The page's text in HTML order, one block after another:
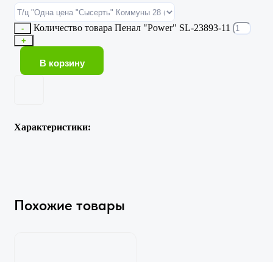
- Количество товара Пенал "Power" SL-23893-11
+
В корзину
Характеристики:
Похожие товары